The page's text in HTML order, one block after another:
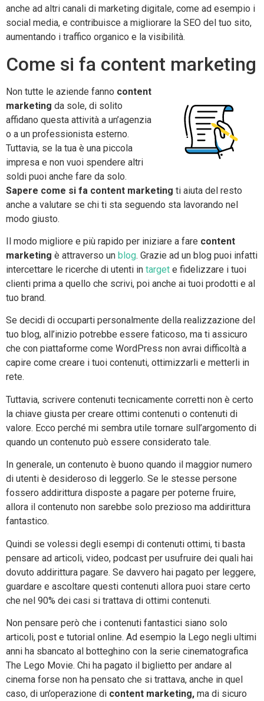
anche ad altri canali di marketing digitale, come ad esempio i
social media, e contribuisce a migliorare la SEO del tuo sito,
aumentando i traffico organico e la visibilità.
Come si fa content marketing
Non tutte le aziende fanno content
marketing da sole, di solito
affidano questa attività a un’agenzia
o a un professionista esterno.
Tuttavia, se la tua è una piccola
impresa e non vuoi spendere altri
soldi puoi anche fare da solo.
Sapere come si fa content marketing ti aiuta del resto
anche a valutare se chi ti sta seguendo sta lavorando nel
modo giusto.
Il modo migliore e più rapido per iniziare a fare content
marketing è attraverso un blog. Grazie ad un blog puoi infatti
intercettare le ricerche di utenti in target e fidelizzare i tuoi
clienti prima a quello che scrivi, poi anche ai tuoi prodotti e al
tuo brand.
Se decidi di occuparti personalmente della realizzazione del
tuo blog, all’inizio potrebbe essere faticoso, ma ti assicuro
che con piattaforme come WordPress non avrai difficoltà a
capire come creare i tuoi contenuti, ottimizzarli e metterli in
rete.
Tuttavia, scrivere contenuti tecnicamente corretti non è certo
la chiave giusta per creare ottimi contenuti o contenuti di
valore. Ecco perché mi sembra utile tornare sull’argomento di
quando un contenuto può essere considerato tale.
In generale, un contenuto è buono quando il maggior numero
di utenti è desideroso di leggerlo. Se le stesse persone
fossero addirittura disposte a pagare per poterne fruire,
allora il contenuto non sarebbe solo prezioso ma addirittura
fantastico.
Quindi se volessi degli esempi di contenuti ottimi, ti basta
pensare ad articoli, video, podcast per usufruire dei quali hai
dovuto addirittura pagare. Se davvero hai pagato per leggere,
guardare e ascoltare questi contenuti allora puoi stare certo
che nel 90% dei casi si trattava di ottimi contenuti.
Non pensare però che i contenuti fantastici siano solo
articoli, post e tutorial online. Ad esempio la Lego negli ultimi
anni ha sbancato al botteghino con la serie cinematografica
The Lego Movie. Chi ha pagato il biglietto per andare al
cinema forse non ha pensato che si trattava, anche in quel
caso, di un’operazione di content marketing, ma di sicuro